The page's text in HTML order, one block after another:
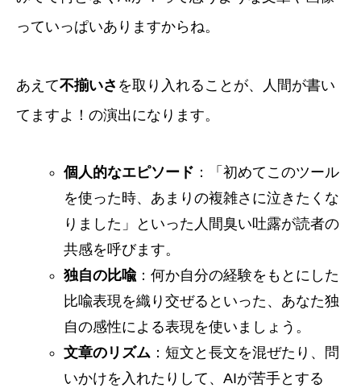
っていっぱいありますからね。
あえて不揃いさ を取り入れることが、人間が書い
てますよ！の演出になります。
個人的なエピソード ：「初めてこのツール
を使った時、あまりの複雑さに泣きたくな
りました」といった人間臭い吐露が読者の
共感を呼びます。
独自の比喩 ：何か自分の経験をもとにした
比喩表現を織り交ぜるといった、あなた独
自の感性による表現を使いましょう。
文章のリズム ：短文と長文を混ぜたり、問
いかけを入れたりして、AIが苦手とする